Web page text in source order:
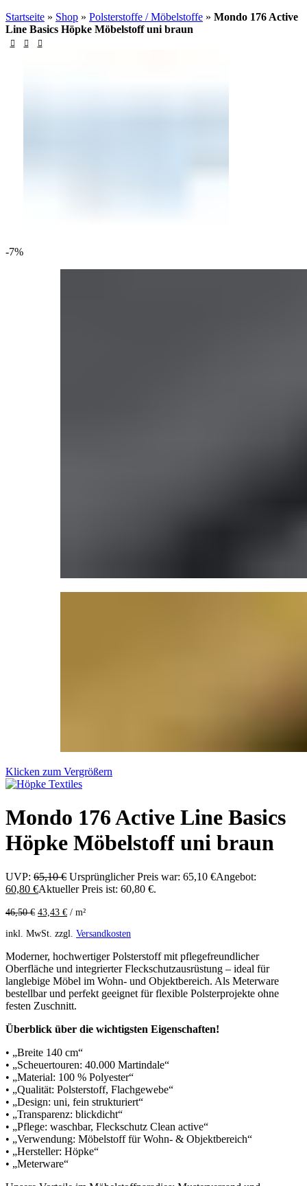
Startseite » Shop » Polsterstoffe / Möbelstoffe » Mondo 176 Active
Line Basics Höpke Möbelstoff uni braun
-7%
Klicken zum Vergrößern
Mondo 176 Active Line Basics
Höpke Möbelstoff uni braun
UVP: 65,10€ Ursprünglicher Preis war: 65,10 €Angebot:
60,80 €Aktueller Preis ist: 60,80 €.
46,50€ 43,43 € / m²
inkl. MwSt. zzgl. Versandkosten
Moderner, hochwertiger Polsterstoff mit pflegefreundlicher
Oberfläche und integrierter Fleckschutzausrüstung – ideal für
langlebige Möbel im Wohn- und Objektbereich. Als Meterware
bestellbar und perfekt geeignet für flexible Polsterprojekte ohne
festen Zuschnitt.
Überblick über die wichtigsten Eigenschaften!
• „Breite 140 cm“
• „Scheuertouren: 40.000 Martindale“
• „Material: 100 % Polyester“
• „Qualität: Polsterstoff, Flachgewebe“
• „Design: uni, fein strukturiert“
• „Transparenz: blickdicht“
• „Pflege: waschbar, Fleckschutz Clean active“
• „Verwendung: Möbelstoff für Wohn- & Objektbereich“
• „Hersteller: Höpke“
• „Meterware“